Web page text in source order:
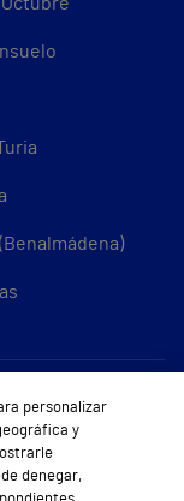
personalizar
y
denegar,